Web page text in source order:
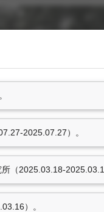
王政文（
會。花蓮，
2025.07.27）。
（2025.03.18-
）。